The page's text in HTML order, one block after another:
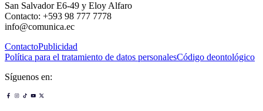
San Salvador E6-49 y Eloy Alfaro
Contacto: +593 98 777 7778
info@comunica.ec
ContactoPublicidad
Política para el tratamiento de datos personalesCódigo deontológico
Síguenos en: